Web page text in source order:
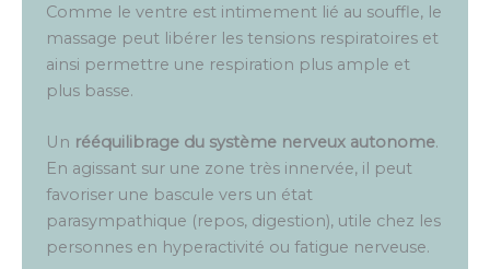
Comme le ventre est intimement lié au souffle, le
massage peut libérer les tensions respiratoires et
ainsi permettre une respiration plus ample et
plus basse.
Un rééquilibrage du système nerveux autonome.
En agissant sur une zone très innervée, il peut
favoriser une bascule vers un état
parasympathique (repos, digestion), utile chez les
personnes en hyperactivité ou fatigue nerveuse.